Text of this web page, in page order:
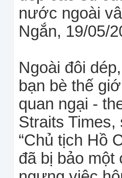
nước ngoài
Ngắn, 19/05/
Ngoài đôi
bạn bè thế
quan ngại -
Straits Times,
“Chủ tịch Hồ
đã bị bảo một